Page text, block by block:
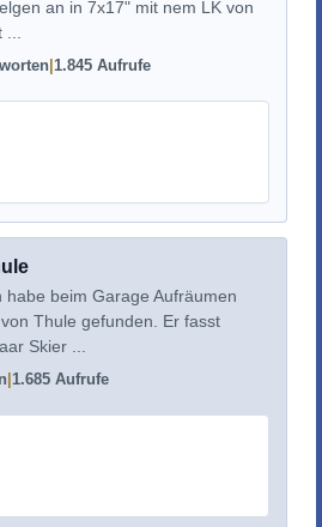
an in 7x17" mit nem LK von
1.845 Aufrufe
habe beim Garage Aufräumen
Thule gefunden. Er fasst
Skier ...
1.685 Aufrufe